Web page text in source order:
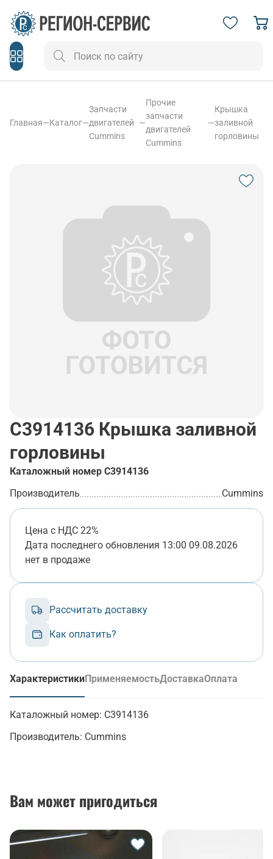
Главная—Каталог—
Запчасти
двигателей
Cummins
—
Прочие
запчасти
двигателей
Cummins
—
Крышка
заливной
горловины
C3914136 Крышка заливной
горловины
Каталожный номер C3914136
Производитель
Cummins
Цена с НДС 22%
Дата последнего обновления 13:00 09.08.2026
нет в продаже
Рассчитать доставку
Как оплатить?
Характеристики
(активная вкладка)
ПрименяемостьДоставкаОплата
Каталожный номер: C3914136
Производитель: Cummins
Вам может пригодиться